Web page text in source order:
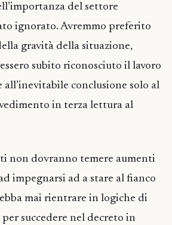
del settore
ignorato. Avremmo preferito
gravità della situazione,
subito riconosciuto il lavoro
conclusione solo al
in terza lettura al
non dovranno temere aumenti
impegnarsi ad a stare al fianco
mai rientrare in logiche di
succedere nel decreto in